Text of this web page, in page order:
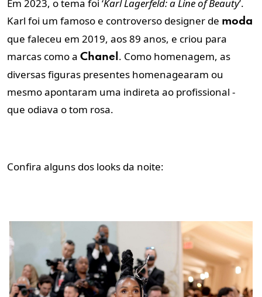
Em 2023, o tema foi ‘Karl Lagerfeld: a Line of Beauty’.
Karl foi um famoso e controverso designer de moda
que faleceu em 2019, aos 89 anos, e criou para
marcas como a Chanel . Como homenagem, as
diversas figuras presentes homenagearam ou
mesmo apontaram uma indireta ao profissional -
que odiava o tom rosa.
Confira alguns dos looks da noite: